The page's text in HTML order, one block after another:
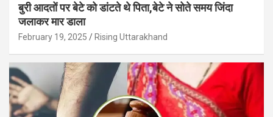
बुरी आदतों पर बेटे को डांटते थे पिता,बेटे ने सोते समय जिंदा
जलाकर मार डाला
February 19, 2025 Rising Uttarakhand